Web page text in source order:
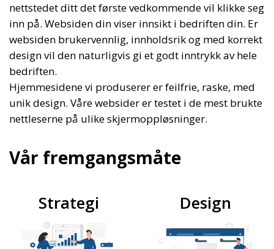
nettstedet ditt det første vedkommende vil klikke seg
inn på. Websiden din viser innsikt i bedriften din. Er
websiden brukervennlig, innholdsrik og med korrekt
design vil den naturligvis gi et godt inntrykk av hele
bedriften.
Hjemmesidene vi produserer er feilfrie, raske, med
unik design. Våre websider er testet i de mest brukte
nettleserne på ulike skjermoppløsninger.
Vår fremgangsmåte
Strategi Design